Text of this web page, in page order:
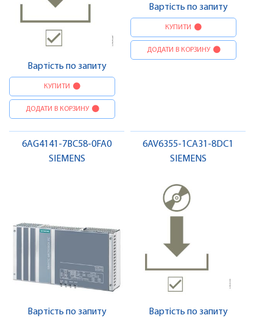
Вартість по запиту
КУПИТИ
ДОДАТИ В КОРЗИНУ
Вартість по запиту
КУПИТИ
ДОДАТИ В КОРЗИНУ
6AG4141-7BC58-0FA0
SIEMENS
Вартість по запиту
6AV6355-1CA31-8DC1
SIEMENS
Вартість по запиту